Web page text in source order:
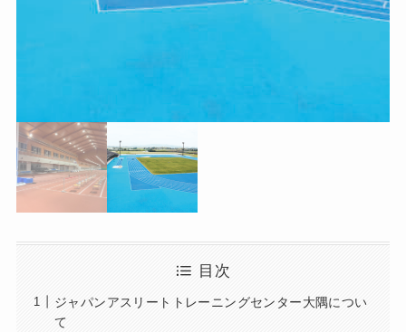
目次
ジャパンアスリートトレーニングセンター大隅につい
て